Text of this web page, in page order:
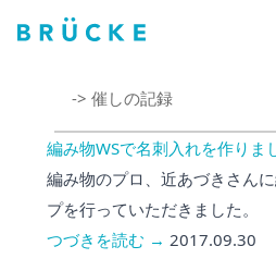
-> 催しの記録
編み物WSで名刺入れを作りま
編み物のプロ、近あづきさん
プを行っていただきました。
つづきを読む → 2017.09.30